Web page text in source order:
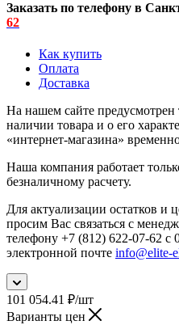
Заказать по телефону в
62
Как купить
Оплата
Доставка
На нашем сайте
наличии товара и о его
«интернет-магазина»
Наша компания работает
безналичному расчету.
Для актуализации остатков и
просим Вас связаться с
телефону +7 (812) 622-07-62 с
электронной почте info@elite-
101 054.41 ₽/шт
Варианты цен